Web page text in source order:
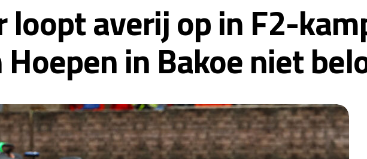
loopt averij op in F2-
in Bakoe niet